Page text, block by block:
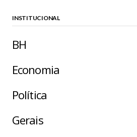
INSTITUCIONAL
BH
Economia
Política
Gerais